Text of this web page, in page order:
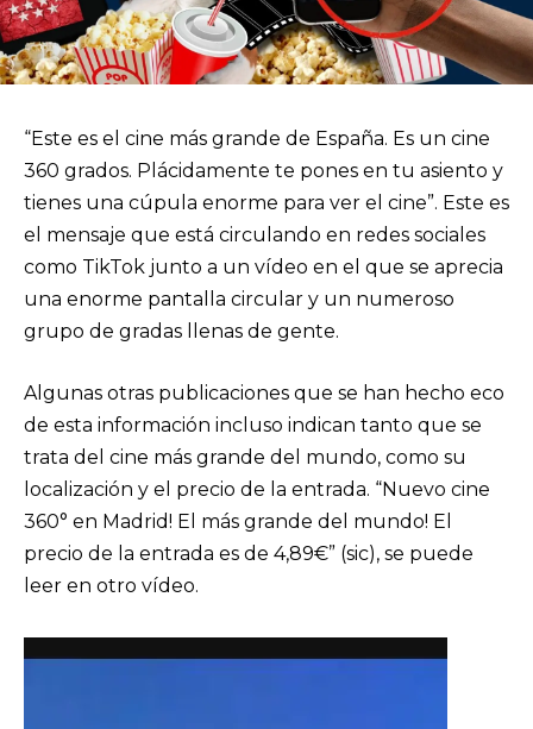
“Este es el cine más grande de España. Es un cine
360 grados. Plácidamente te pones en tu asiento y
tienes una cúpula enorme para ver el cine”. Este es
el mensaje que está circulando en redes sociales
como TikTok junto a un vídeo en el que se aprecia
una enorme pantalla circular y un numeroso
grupo de gradas llenas de gente.
Algunas otras publicaciones que se han hecho eco
de esta información incluso indican tanto que se
trata del cine más grande del mundo, como su
localización y el precio de la entrada. “Nuevo cine
360° en Madrid! El más grande del mundo! El
precio de la entrada es de 4,89€” (sic), se puede
leer en otro vídeo.